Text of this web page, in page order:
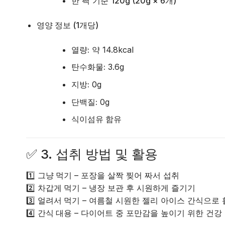
영양 정보 (1개당)
열량: 약 14.8kcal
탄수화물: 3.6g
지방: 0g
단백질: 0g
식이섬유 함유
✅ 3. 섭취 방법 및 활용
1️⃣ 그냥 먹기 – 포장을 살짝 찢어 짜서 섭취
2️⃣ 차갑게 먹기 – 냉장 보관 후 시원하게 즐기기
3️⃣ 얼려서 먹기 – 여름철 시원한 젤리 아이스 간식으로
4️⃣ 간식 대용 – 다이어트 중 포만감을 높이기 위한 건강